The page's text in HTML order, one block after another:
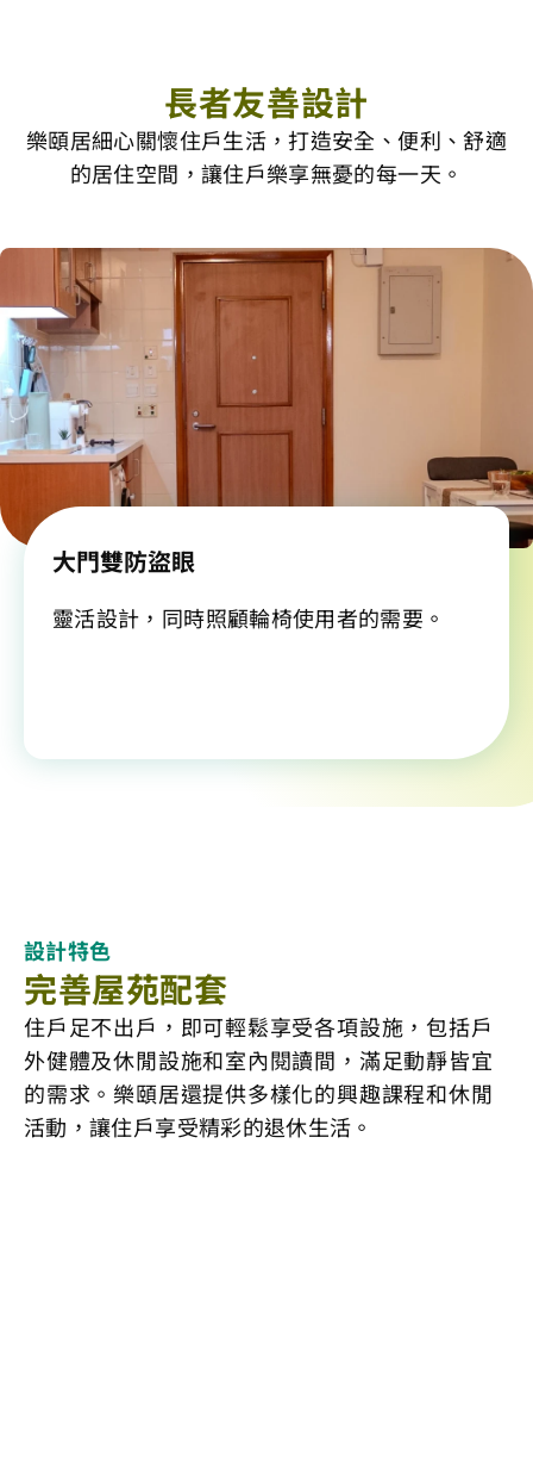
長者友善設計
樂頤居細心關懷住戶生活，打造安全、便利、舒適
的居住空間，讓住戶樂享無憂的每一天。
大門雙防盜眼
靈活設計，同時照顧輪椅使用者的需要。
設計特色
完善屋苑配套
住戶足不出戶，即可輕鬆享受各項設施，包括戶
外健體及休閒設施和室內閱讀間，滿足動靜皆宜
的需求。樂頤居還提供多樣化的興趣課程和休閒
活動，讓住戶享受精彩的退休生活。